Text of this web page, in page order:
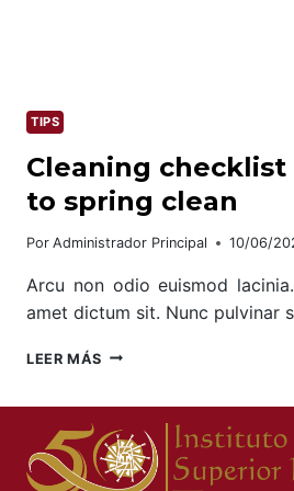
TIPS
Cleaning checklist
to spring clean
Por Administrador Principal 10/06/
Arcu non odio euismod
amet dictum sit. Nunc pulvinar
LEER MÁS CLEANING
ITEMS
TO
SPRING